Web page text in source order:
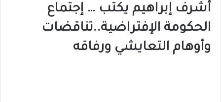
أشرف إبراهيم يكتب … إجتماع
الحكومة الإفتراضية..تناقضات
وأوهام التعايشي ورفاقه